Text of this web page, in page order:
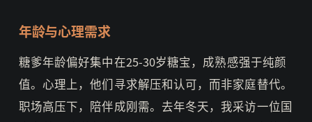
年龄与心理需求
糖爹年龄偏好集中在25-30岁糖宝，成熟感强于纯颜
值。心理上，他们寻求解压和认可，而非家庭替代。
职场高压下，陪伴成刚需。去年冬天，我采访一位国